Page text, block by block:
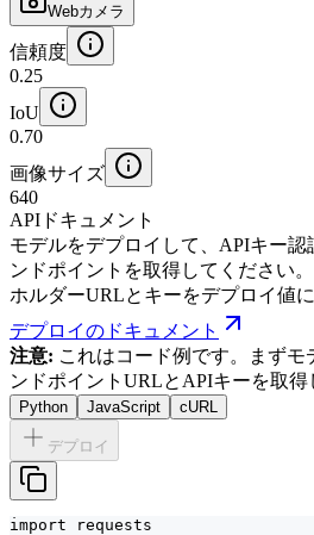
Webカメラ
信頼度
0.25
IoU
0.70
画像サイズ
640
APIドキュメント
モデルをデプロイして、APIキー
ンドポイントを取得してください
ホルダーURLとキーをデプロイ値
デプロイのドキュメント
注意: これはコード例です。まず
ンドポイントURLとAPIキーを取得
Python JavaScript cURL
デプロイ
import requests